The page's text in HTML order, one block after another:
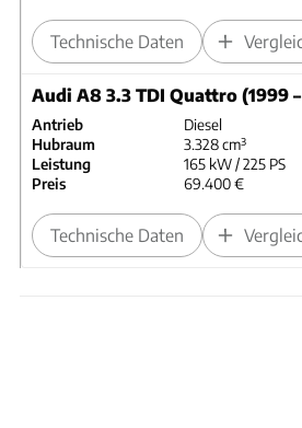
Technische Daten
Audi A8 3.3 TDI Quattro (1999
Antrieb
Diesel
Hubraum
3.328 cm³
Leistung
165 kW / 225 PS
Preis
69.400 €
Technische Daten